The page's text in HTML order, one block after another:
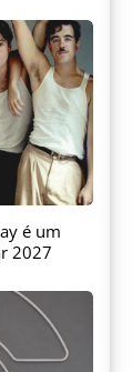
é um
2027